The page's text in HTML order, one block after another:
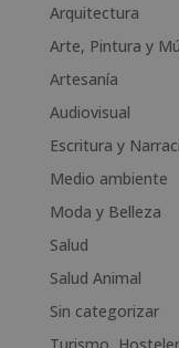
e
r
n
i
v
e
Arquitectura
Arte, Pintura y
Artesanía
Audiovisual
Escritura y
Medio ambiente
Moda y Belleza
Salud
Salud Animal
Sin categorizar